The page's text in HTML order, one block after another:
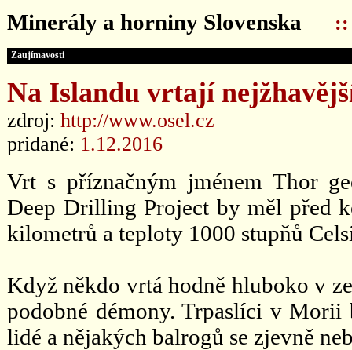
Minerály a horniny Slovenska ::
Zaujímavosti
Na Islandu vrtají
zdroj: http://www.osel.cz
pridané: 1.12.2016
Vrt s příznačným jménem Thor
Deep Drilling Project by měl před
kilometrů a teploty 1000 stupňů
Když někdo vrtá hodně hluboko v
podobné démony. Trpaslíci v
lidé a nějakých balrogů se zjevně